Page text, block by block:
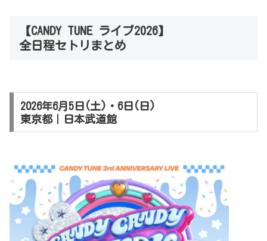
【CANDY TUNE ライブ2026】
全日程セトリまとめ
2026年6月5日(土)・6日(日)
東京都｜日本武道館